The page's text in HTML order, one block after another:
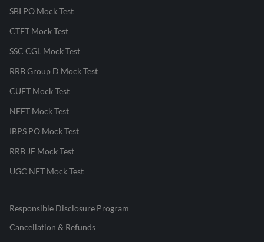
SBI PO Mock Test
CTET Mock Test
SSC CGL Mock Test
RRB Group D Mock Test
CUET Mock Test
NEET Mock Test
IBPS PO Mock Test
RRB JE Mock Test
UGC NET Mock Test
Responsible Disclosure Program
Cancellation & Refunds